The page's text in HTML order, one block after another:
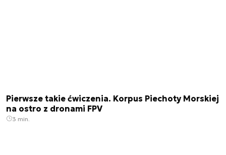
Pierwsze takie ćwiczenia. Korpus Piechoty Morskiej
na ostro z dronami FPV
3 min.